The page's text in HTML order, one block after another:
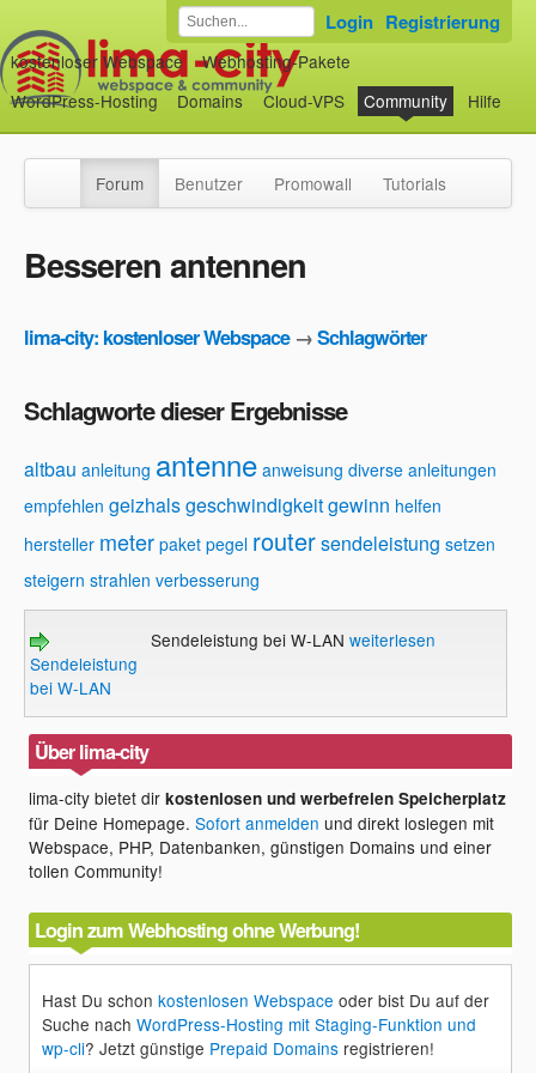
kostenloser Webspace
Webhosting-Pakete
WordPress-Hosting
Domains Cloud-VPS Community Hilfe
Login Registrierung
Forum Benutzer Promowall Tutorials
Besseren antennen
lima-city: kostenloser Webspace→Schlagwörter
Schlagworte dieser Ergebnisse
altbau anleitung antenne anweisung diverse anleitungen
empfehlen geizhalsgeschwindigkeitgewinn helfen
hersteller meter paket pegel routersendeleistung setzen
steigern strahlen verbesserung
Sendeleistung
bei W-LAN
Sendeleistung bei W-LAN weiterlesen
Über lima-city
lima-city bietet dirkostenlosen und werbefreien Speicherplatz
für Deine Homepage.Sofort anmelden und direkt loslegen mit
Webspace, PHP, Datenbanken, günstigen Domains und einer
tollen Community!
Login zum Webhosting ohne Werbung!
Hast Du schonkostenlosen Webspace oder bist Du auf der
Suche nachWordPress-Hosting mit Staging-Funktion und
wp-cli? Jetzt günstige Prepaid Domains registrieren!